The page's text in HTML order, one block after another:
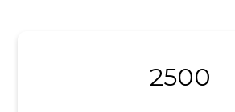
2500